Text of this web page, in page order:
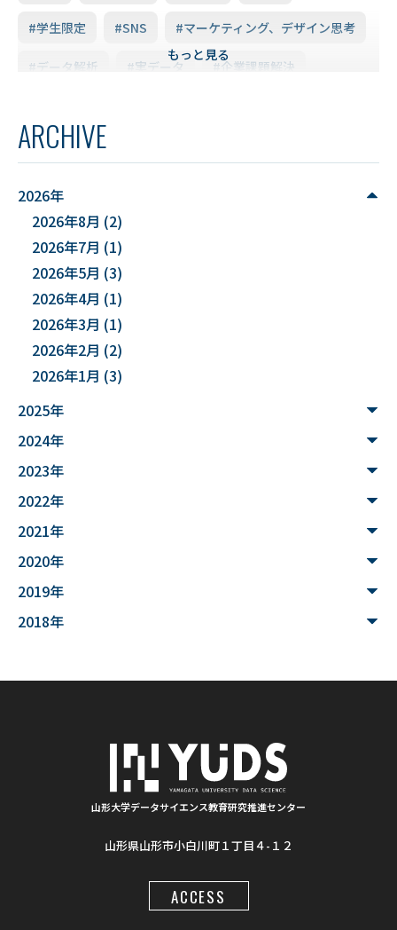
#学生限定 #SNS #マーケティング、デザイン思考
#データ解析 #実データ #企業課題解決
#YUDS #庄内地方
#DXハイスクール
#能登半島地震被害調査
#文化財 #災害
#”オットセイ”のブロニー君
#３Dデータ
#まちの記憶を残し隊
#文理融合
#魚醤
#シカン
#学生支援 #清代寺院 #画像分析
#BorealForest #放射線 #福島第一原発事故
#半導体検出器 #物体検出 #ソーシャルメディア
#肺がん診断 #気管支内視鏡超音波画像
もっと見る
ARCHIVE
2026年
2026年8月 (2)
2026年7月 (1)
2026年5月 (3)
2026年4月 (1)
2026年3月 (1)
2026年2月 (2)
2026年1月 (3)
2025年
2024年
2023年
2022年
2021年
2020年
2019年
2018年
山形大学データサイエンス教育研究推進センター
山形県山形市小白川町１丁目４-１２
ACCESS